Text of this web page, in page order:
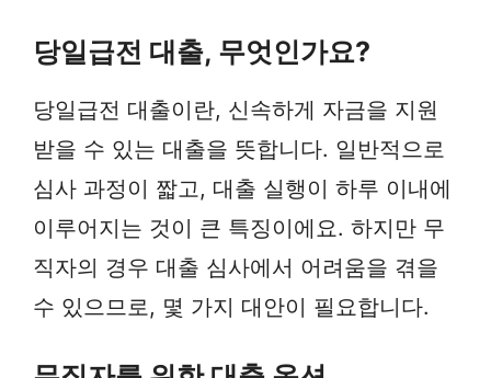
당일급전 대출, 무엇인가요?
당일급전 대출이란, 신속하게 자금을 지원
받을 수 있는 대출을 뜻합니다. 일반적으로
심사 과정이 짧고, 대출 실행이 하루 이내에
이루어지는 것이 큰 특징이에요. 하지만 무
직자의 경우 대출 심사에서 어려움을 겪을
수 있으므로, 몇 가지 대안이 필요합니다.